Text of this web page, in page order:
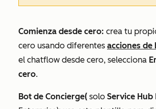
Comienza desde cero: crea tu
cero usando diferentes acciones de
el chatflow desde cero, selecciona
cero.
Bot de Concierge( solo Service Hub